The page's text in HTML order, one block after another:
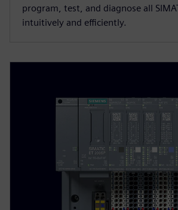
program, test, and diagnose all
intuitively and efficiently.